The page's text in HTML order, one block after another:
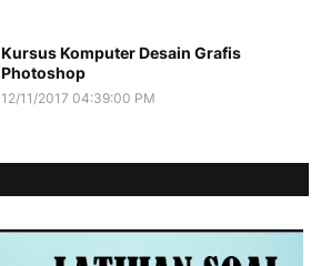
Kursus Komputer Desain Grafis
Photoshop
12/11/2017 04:39:00 PM